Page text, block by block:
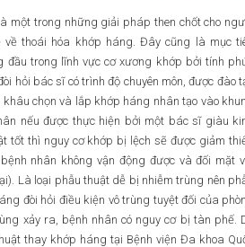
một trong những giải pháp then chốt cho
về thoái hóa khớp háng. Đây cũng là mục
đầu trong lĩnh vực cơ xương khớp bởi tính
hỏi bác sĩ có trình độ chuyên môn, được đào
chọn và lắp khớp háng nhân tạo vào
nếu được thực hiện bởi một bác sĩ giàu
tốt thì nguy cơ khớp bị lệch sẽ được giảm
nhân không vận động được và đối mặt
Là loại phẫu thuật dễ bị nhiễm trùng nên
đòi hỏi điều kiện vô trùng tuyệt đối của
xảy ra, bệnh nhân có nguy cơ bị tàn phế.
thay khớp háng tại Bệnh viện Đa khoa